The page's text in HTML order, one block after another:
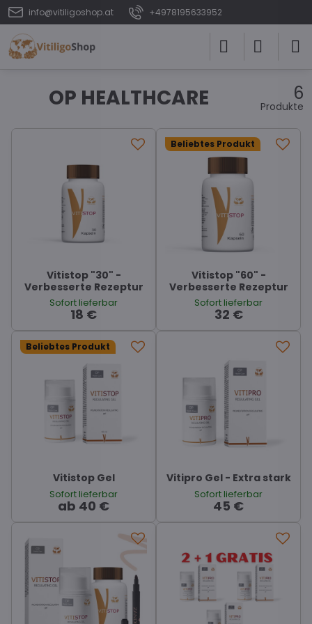
info@vitiligoshop.at +4978195633952
OP HEALTHCARE 6
Produkte
Vitistop "30" -
Verbesserte Rezeptur
Sofort lieferbar
18 €
Beliebtes Produkt
Vitistop "60" -
Verbesserte Rezeptur
Sofort lieferbar
32 €
Beliebtes Produkt
Vitistop Gel
Sofort lieferbar
ab 40 €
Vitipro Gel - Extra stark
Sofort lieferbar
45 €